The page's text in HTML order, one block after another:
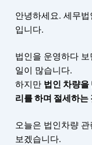
안녕하세요. 세무
입니다.
법인을 운영하다
일이 많습니다.
하지만 법인 차량을
리를 하며 절세하는
오늘은 법인차량
보겠습니다.